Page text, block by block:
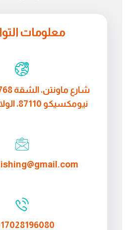
معلومات
نيومكسيكو 87110، الولايات المتحدة